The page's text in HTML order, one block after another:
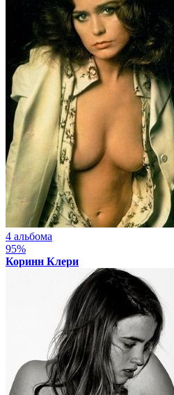
4 альбома
95%
Коринн Клери